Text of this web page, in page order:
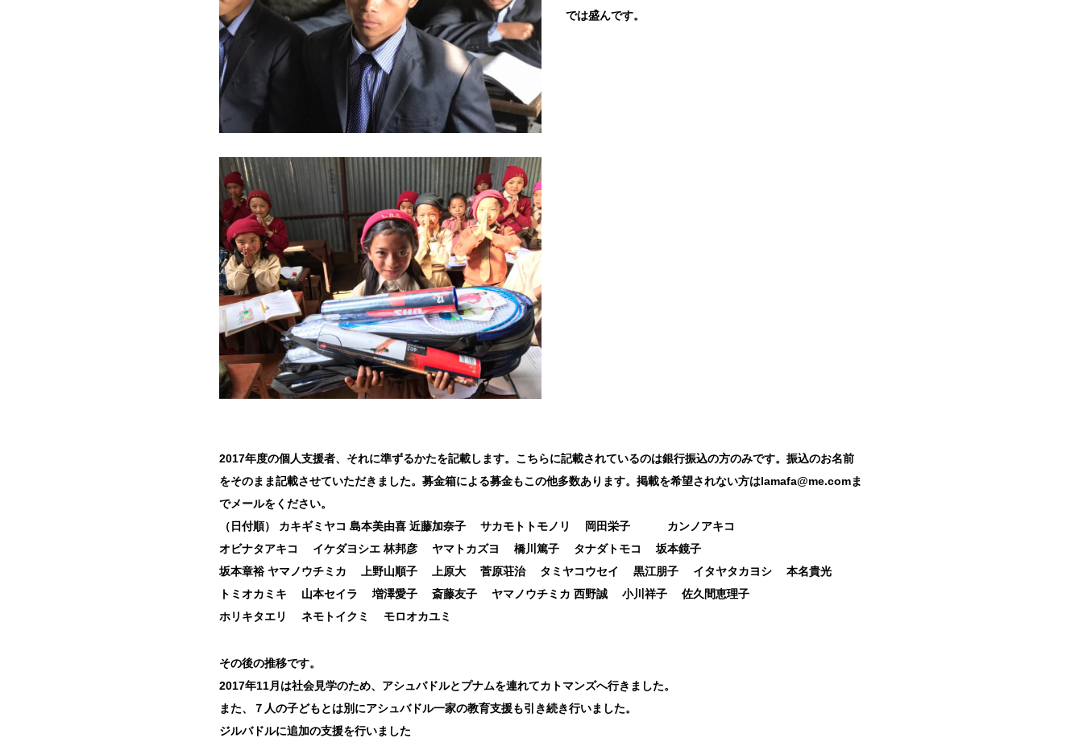
では盛んです。
2017年度の個人支援者、それに準ずるかたを記載します。こちらに記載されているのは銀行振込の方のみです。振込のお名前
をそのまま記載させていただきました。募金箱による募金もこの他多数あります。掲載を希望されない方はlamafa@me.comま
でメールをください。
（日付順） カキギミヤコ 島本美由喜 近藤加奈子 サカモトトモノリ 岡田栄子 カンノアキコ
オビナタアキコ イケダヨシエ 林邦彦 ヤマトカズヨ 橋川篤子 タナダトモコ 坂本鏡子
坂本章裕 ヤマノウチミカ 上野山順子 上原大 菅原荘治 タミヤコウセイ 黒江朋子 イタヤタカヨシ 本名貴光
トミオカミキ 山本セイラ 増澤愛子 斎藤友子 ヤマノウチミカ 西野誠 小川祥子 佐久間恵理子
ホリキタエリ ネモトイクミ モロオカユミ
その後の推移です。
2017年11月は社会見学のため、アシュバドルとプナムを連れてカトマンズへ行きました。
また、７人の子どもとは別にアシュバドル一家の教育支援も引き続き行いました。
ジルバドルに追加の支援を行いました